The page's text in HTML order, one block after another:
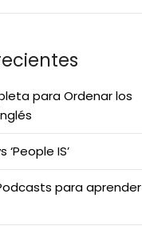
para Ordenar los
‘People IS’
para aprender